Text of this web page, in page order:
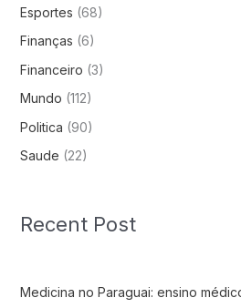
Esportes (68)
Finanças (6)
Financeiro (3)
Mundo (112)
Politica (90)
Saude (22)
Recent Post
Medicina no Paraguai: ensino